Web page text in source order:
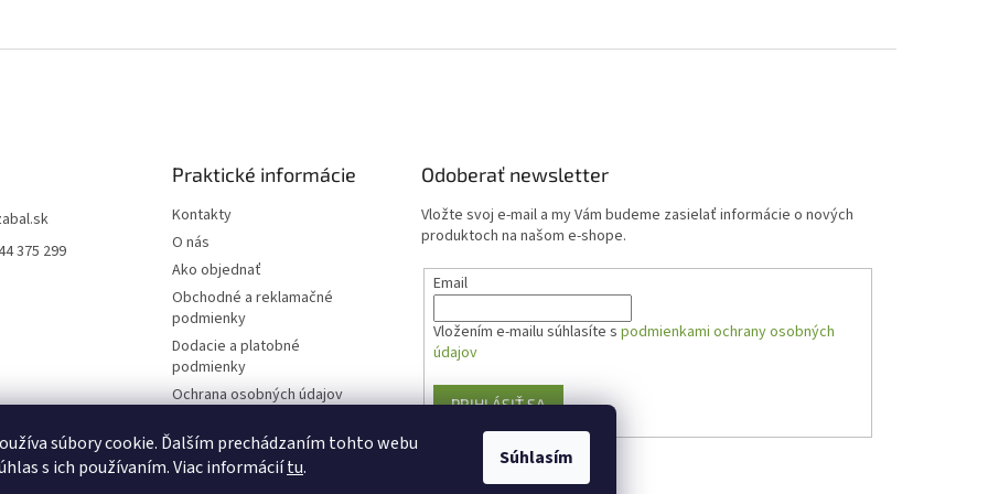
súbory cookie. Ďalším prechádzaním tohto webu
s ich používaním. Viac informáciítu. Súhlasím
375 299
Praktické informácie
Kontakty
O nás
Ako objednať
Obchodné a reklamačné
podmienky
Dodacie a platobné
podmienky
Ochrana osobných údajov
zmluvy
Odoberať newsletter
Vložte svoj e-mail a my Vám budeme zasielať informácie o nových
produktoch na našom e-shope.
Email
Vložením e-mailu súhlasíte spodmienkami ochrany osobných
údajov
PRIHLÁSIŤ SA